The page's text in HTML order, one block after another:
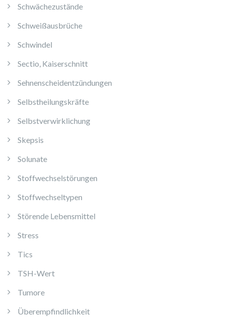
Schwächezustände
Schweißausbrüche
Schwindel
Sectio, Kaiserschnitt
Sehnenscheidentzündungen
Selbstheilungskräfte
Selbstverwirklichung
Skepsis
Solunate
Stoffwechselstörungen
Stoffwechseltypen
Störende Lebensmittel
Stress
Tics
TSH-Wert
Tumore
Überempfindlichkeit